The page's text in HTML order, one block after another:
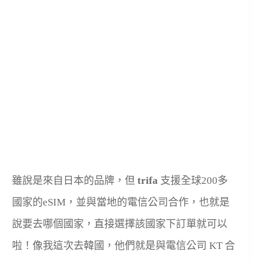
雖說是來自日本的品牌，但 trifa 支援全球200多
國家的eSIM，並與當地的電信公司合作，也就是
說要去哪個國家，直接選擇該國家下訂單就可以
啦！像我這次去韓國，他們就是與電信公司 KT 合